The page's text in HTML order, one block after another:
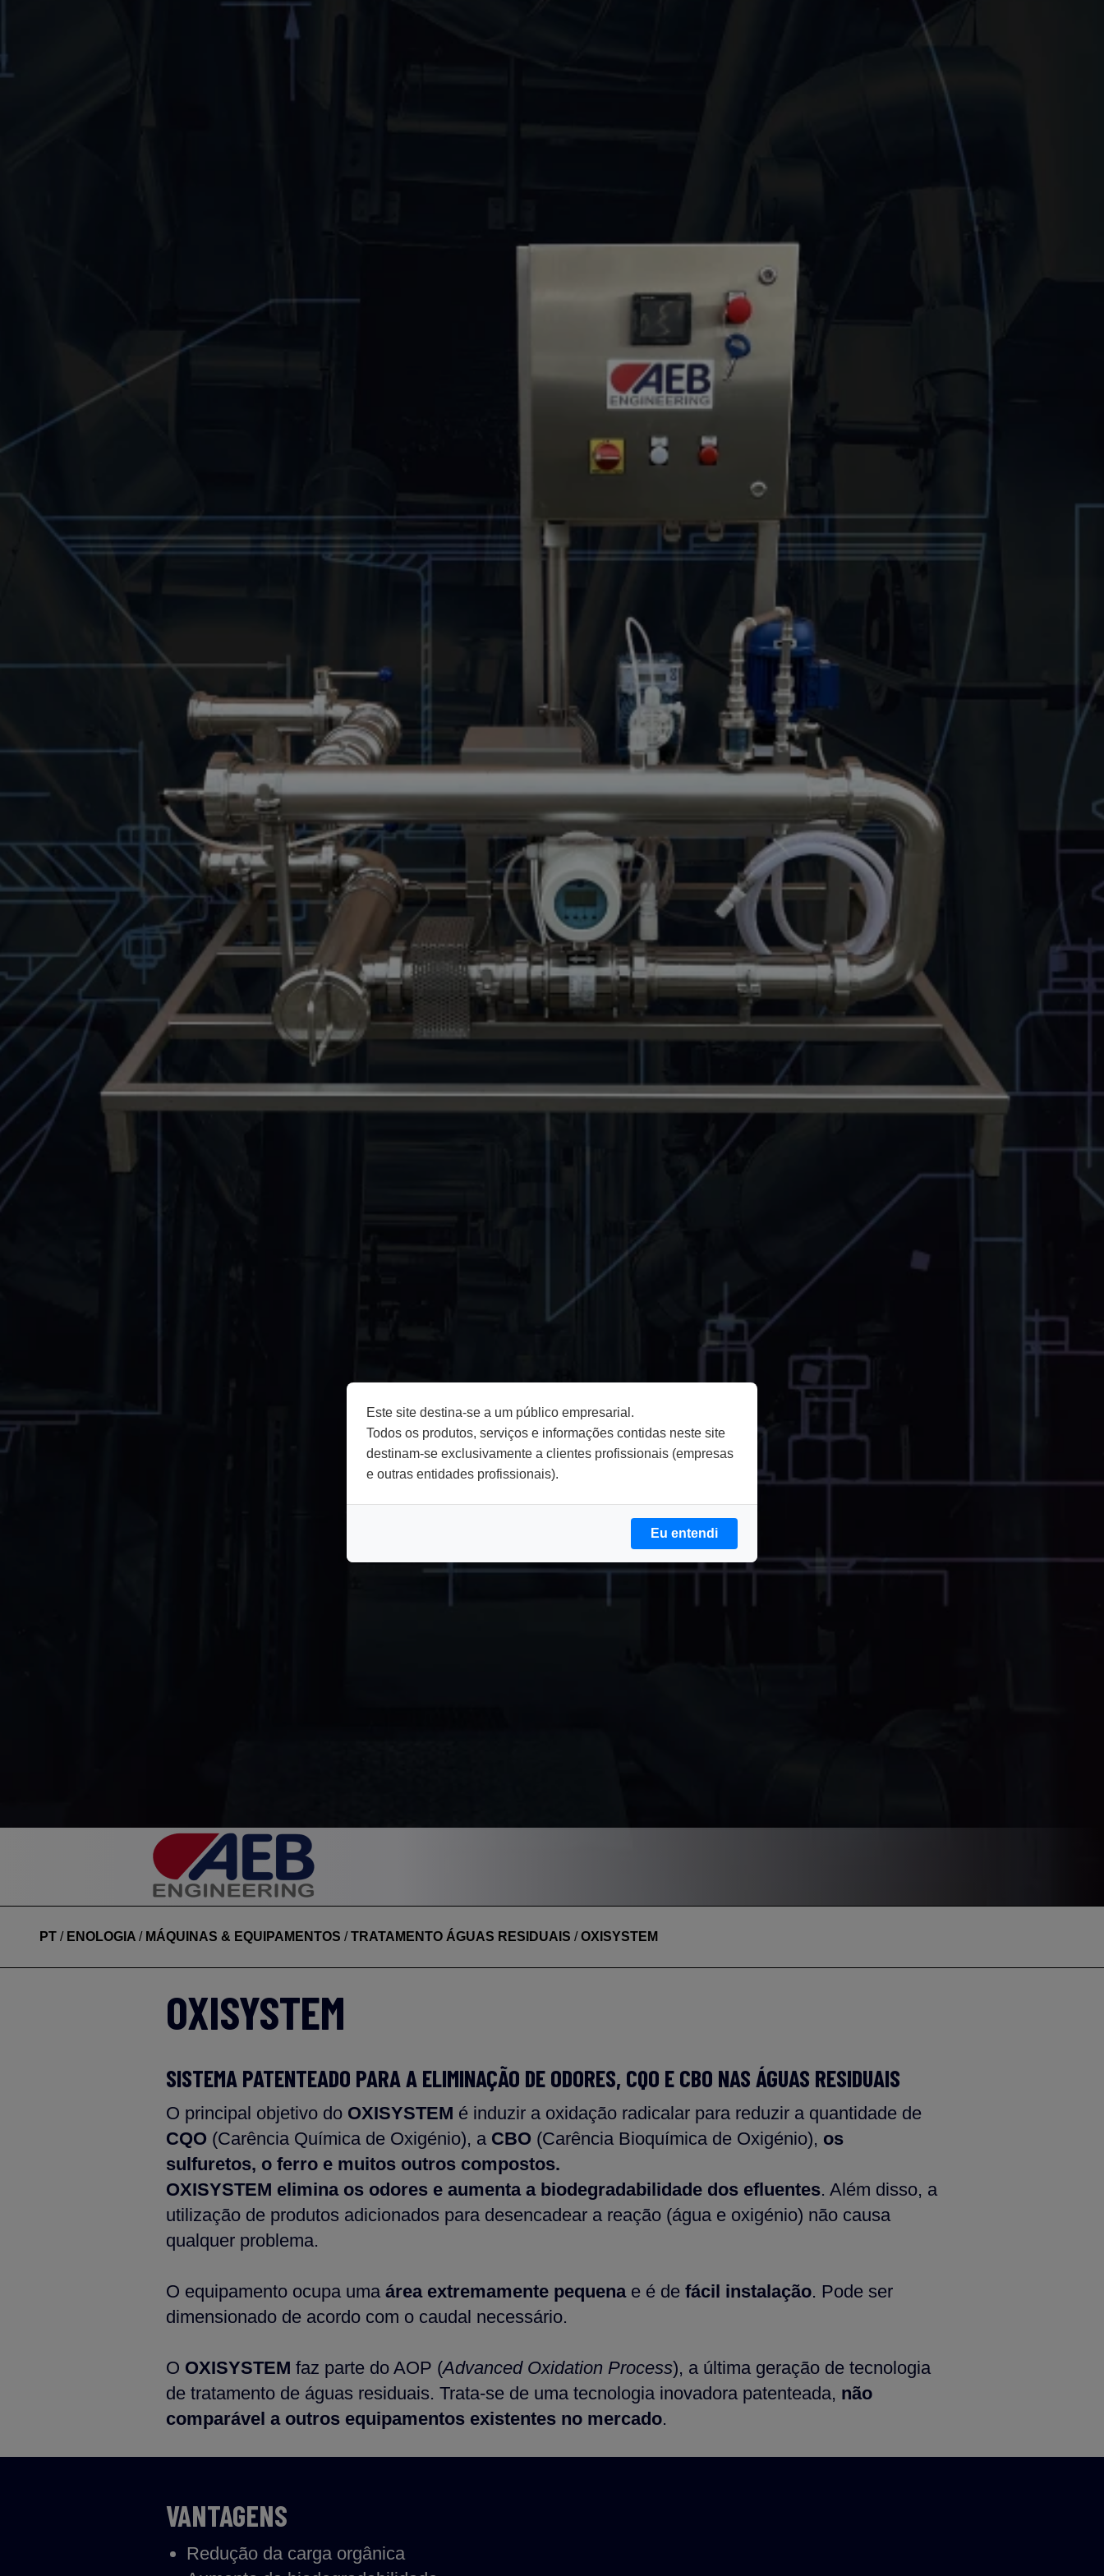
Este site destina-se a um público empresarial.
Todos os produtos, serviços e informações contidas neste site
destinam-se exclusivamente a clientes profissionais (empresas
e outras entidades profissionais).
Eu entendi
PT / ENOLOGIA / MÁQUINAS & EQUIPAMENTOS /TRATAMENTO ÁGUAS RESIDUAIS /OXISYSTEM
OXISYSTEM
SISTEMA PATENTEADO PARA A ELIMINAÇÃO DE ODORES, CQO E CBO NAS ÁGUAS RESIDUAIS
O principal objetivo do OXISYSTEM é induzir a oxidação radicalar para reduzir a quantidade de
CQO (Carência Química de Oxigénio), a CBO (Carência Bioquímica de Oxigénio), os
sulfuretos, o ferro e muitos outros compostos.
OXISYSTEM elimina os odores e aumenta a biodegradabilidade dos efluentes. Além disso, a
utilização de produtos adicionados para desencadear a reação (água e oxigénio) não causa
qualquer problema.
O equipamento ocupa uma área extremamente pequenae é de fácil instalação. Pode ser
dimensionado de acordo com o caudal necessário.
O OXISYSTEM faz parte do AOP (Advanced Oxidation Process), a última geração de tecnologia
de tratamento de águas residuais. Trata-se de uma tecnologia inovadora patenteada, não
comparável a outros equipamentos existentes no mercado.
VANTAGENS
Redução da carga orgânica